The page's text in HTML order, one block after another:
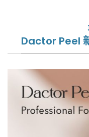
Dactor Peel